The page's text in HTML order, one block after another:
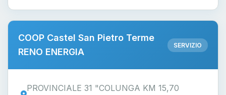
COOP Castel San Pietro Terme
RENO ENERGIA
SERVIZIO
PROVINCIALE 31 "COLUNGA KM 15,70